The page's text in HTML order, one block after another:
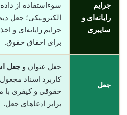
جرایم
رایانه‌ای و
سایبری
سوء‌استفاده از
الکترونیکی؛ جعل
جرایم رایانه‌ای و
برای احقاق حقوق.
جعل
جعل عنوان و جعل
کاربرد اسناد
حقوقی و کیفری با
برابر ادعاهای جعل.